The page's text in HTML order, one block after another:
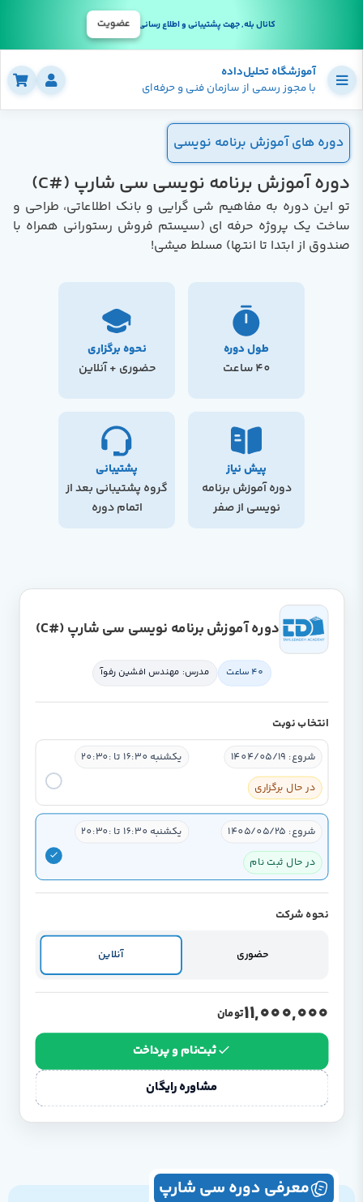
کانال بله, جهت پشتیبانی و اطلاع رسانی عضویت
آموزشگاه تحلیل‌داده
با مجوز رسمی از سازمان فنی و حرفه‌ای
دوره های آموزش برنامه نویسی
دوره آموزش برنامه نویسی سی شارپ (#C)
تو این دوره به مفاهیم شی گرایی و بانک اطلاعاتی، طراحی و
ساخت یک پروژه حرفه ای (سیستم فروش رستورانی همراه با
صندوق از ابتدا تا انتها) مسلط میشی!
طول دوره
40 ساعت
نحوه برگزاری
حضوری + آنلاین
پیش نیاز
دوره آموزش برنامه
نویسی از صفر
پشتیبانی
گروه پشتیبانی بعد از
اتمام دوره
دوره آموزش برنامه نویسی سی شارپ (#C)
40 ساعت مدرس: مهندس افشین رفوآ
انتخاب نوبت
شروع: 1404/05/19
یکشنبه 16:30 تا :20:30
در حال برگزاری
شروع: 1405/05/25 یکشنبه 16:30 تا :20:30
در حال ثبت نام
نحوه شرکت
حضوری آنلاین
11,000,000تومان
ثبت‌نام و پرداخت
مشاوره رایگان
معرفی دوره سی شارپ